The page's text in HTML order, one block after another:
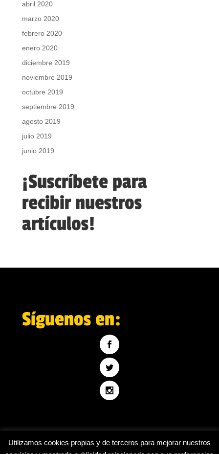
abril 2020
marzo 2020
febrero 2020
enero 2020
diciembre 2019
noviembre 2019
octubre 2019
septiembre 2019
agosto 2019
julio 2019
junio 2019
¡Suscríbete para
recibir nuestros
artículos!
Síguenos en:
Utilizamos cookies propias y de terceros para mejorar nuestros